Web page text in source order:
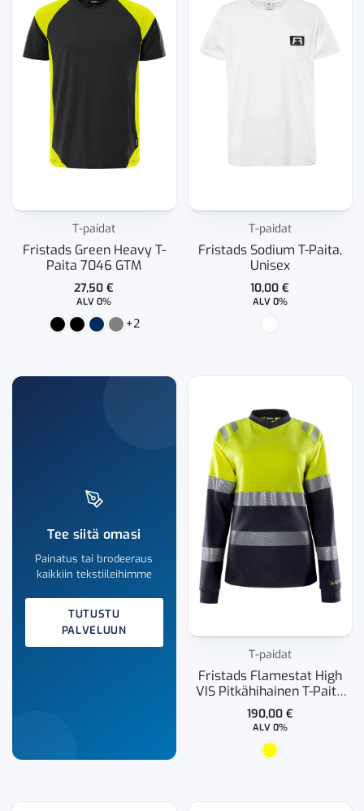
T-paidat
Fristads Green Heavy T-
Paita 7046 GTM
27,50€
ALV 0%
+2
T-paidat
Fristads Sodium T-Paita,
Unisex
10,00€
ALV 0%
Tee siitä omasi
Painatus tai brodeeraus
kaikkiin tekstiileihimme
TUTUSTU
PALVELUUN
T-paidat
Fristads Flamestat High
VIS Pitkähihainen T-Paita
LK 1 7108 TFL Naisten
190,00 €
ALV 0%